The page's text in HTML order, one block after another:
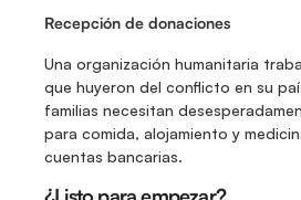
Recepción de donaciones
Una organización humanitaria
que huyeron del conflicto en su
familias necesitan
para comida, alojamiento y
cuentas bancarias.